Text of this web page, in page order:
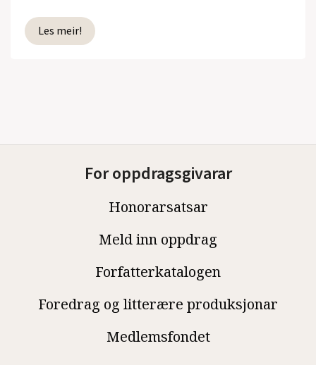
Les meir!
For oppdragsgivarar
Honorarsatsar
Meld inn oppdrag
Forfatterkatalogen
Foredrag og litterære produksjonar
Medlemsfondet